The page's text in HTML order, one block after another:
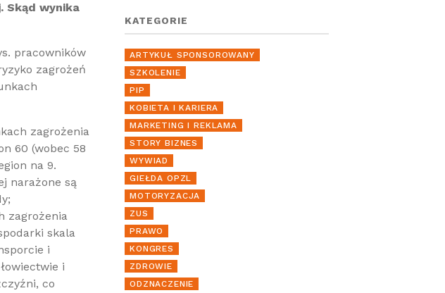
Skąd wynika
pracowników
zagrożeń
zagrożenia
60 (wobec 58
na 9.
narażone są
zagrożenia
skala
i
i
co
KATEGORIE
ARTYKUŁ SPONSOROWANY
SZKOLENIE
PIP
KOBIETA I KARIERA
MARKETING I REKLAMA
STORY BIZNES
WYWIAD
GIEŁDA OPZL
MOTORYZACJA
ZUS
PRAWO
KONGRES
ZDROWIE
ODZNACZENIE